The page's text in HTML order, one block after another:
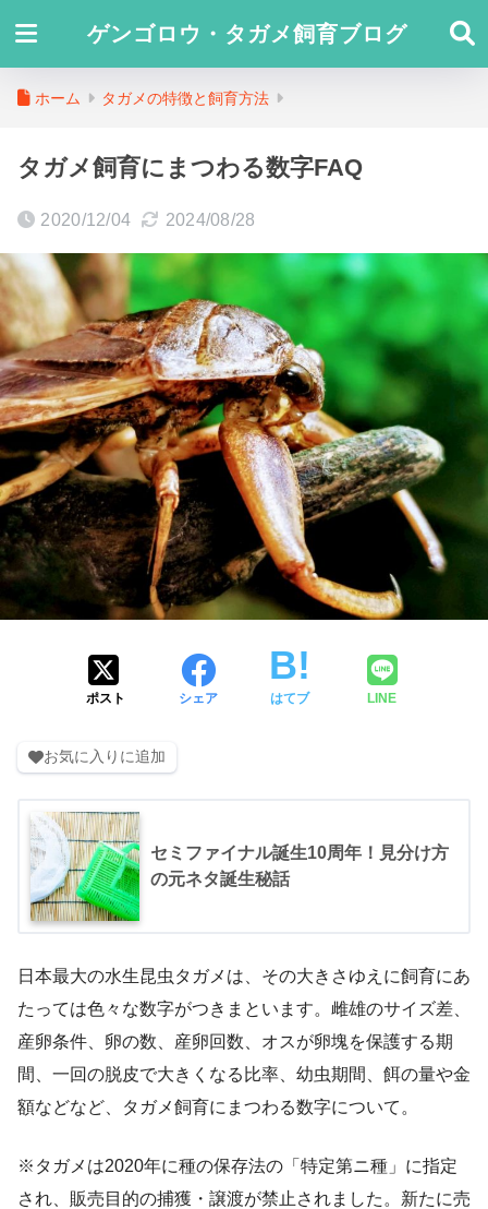
ゲンゴロウ・タガメ飼育ブログ
ホーム タガメの特徴と飼育方法
タガメ飼育にまつわる数字FAQ
2020/12/04 2024/08/28
ポスト シェア はてブ LINE
お気に入りに追加
セミファイナル誕生10周年！見分け方
の元ネタ誕生秘話
日本最大の水生昆虫タガメは、その大きさゆえに飼育にあ
たっては色々な数字がつきまといます。雌雄のサイズ差、
産卵条件、卵の数、産卵回数、オスが卵塊を保護する期
間、一回の脱皮で大きくなる比率、幼虫期間、餌の量や金
額などなど、タガメ飼育にまつわる数字について。
※タガメは2020年に種の保存法の「特定第ニ種」に指定
され、販売目的の捕獲・譲渡が禁止されました。新たに売